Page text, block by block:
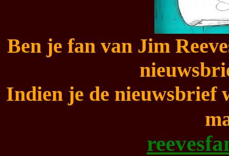
Ben je fan van Jim
Indien je de nieuwsbrief